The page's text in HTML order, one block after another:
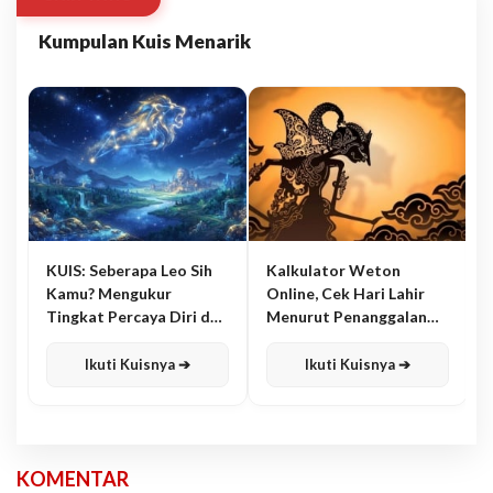
Kumpulan Kuis Menarik
KUIS: Seberapa Leo Sih
Kamu? Mengukur
Tingkat Percaya Diri dan
Ikuti Kuisnya ➔
Kalkulator Weton
Online, Cek Hari Lahir
Menurut Penanggalan
Ikuti Kuisnya ➔
KOMENTAR